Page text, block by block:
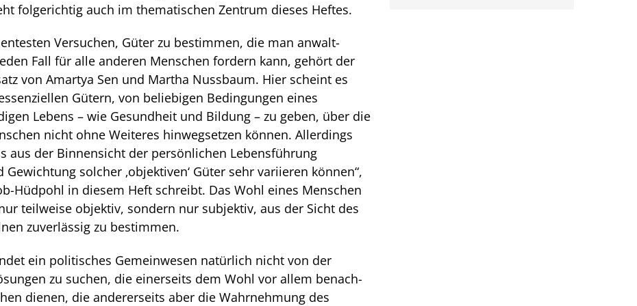
folgerichtig auch im thematischen Zentrum dieses Heftes.
Versuchen, Güter zu bestimmen, die man anwalt­
Fall für alle ande­ren Menschen fordern kann, gehört der
von Amartya Sen und Martha Nussbaum. Hier scheint es
Gütern, von belie­bigen Bedingungen eines
Lebens – wie Gesundheit und Bil­dung – zu geben, über die
nicht ohne Weiteres hinweg­setzen können. Allerdings
aus der Binnensicht der persönlichen Lebensführung
Gewich­tung solcher ‚objektiven‘ Güter sehr vari­ieren können“,
Hüdpohl in diesem Heft schreibt. Das Wohl eines Menschen
teilweise objektiv, sondern nur subjektiv, aus der Sicht des
zuverlässig zu bestimmen.
ein politisches Gemeinwesen natürlich nicht von der
zu suchen, die einerseits dem Wohl vor allem benach­
dienen, die anderer­seits aber die Wahrnehmung des